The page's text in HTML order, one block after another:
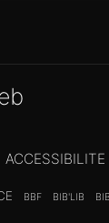
ACCESSIBILITE
BBF BIB'LIB